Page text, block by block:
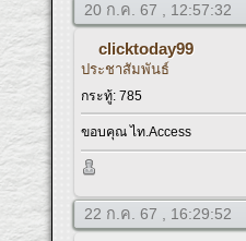
20 ก.ค. 67 , 12:57:32
clicktoday99
ประชาสัมพันธ์
กระทู้: 785
ขอบคุณ ไท.Access
22 ก.ค. 67 , 16:29:52